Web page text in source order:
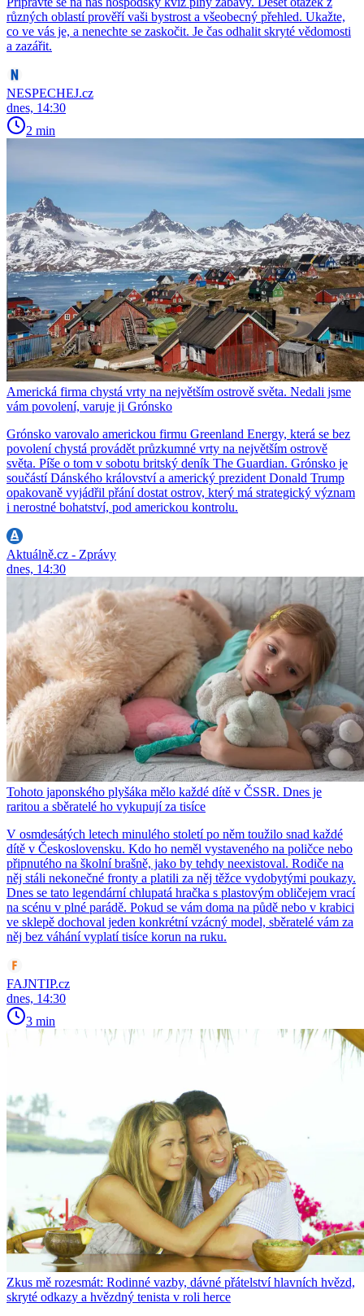
různých oblastí prověří vaši bystrost a všeobecný přehled. Ukažte,
co ve vás je, a nenechte se zaskočit. Je čas odhalit skryté vědomosti
a zazářit.
NESPECHEJ.cz
dnes, 14:30
2 min
Americká firma chystá vrty na největším ostrově světa. Nedali jsme
vám povolení, varuje ji Grónsko
Grónsko varovalo americkou firmu Greenland Energy, která se bez
povolení chystá provádět průzkumné vrty na největším ostrově
světa. Píše o tom v sobotu britský deník The Guardian. Grónsko je
součástí Dánského království a americký prezident Donald Trump
opakovaně vyjádřil přání dostat ostrov, který má strategický význam
i nerostné bohatství, pod americkou kontrolu.
Aktuálně.cz - Zprávy
dnes, 14:30
Tohoto japonského plyšáka mělo každé dítě v ČSSR. Dnes je
raritou a sběratelé ho vykupují za tisíce
V osmdesátých letech minulého století po něm toužilo snad každé
dítě v Československu. Kdo ho neměl vystaveného na poličce nebo
připnutého na školní brašně, jako by tehdy neexistoval. Rodiče na
něj stáli nekonečné fronty a platili za něj těžce vydobytými poukazy.
Dnes se tato legendární chlupatá hračka s plastovým obličejem vrací
na scénu v plné parádě. Pokud se vám doma na půdě nebo v krabici
ve sklepě dochoval jeden konkrétní vzácný model, sběratelé vám za
něj bez váhání vyplatí tisíce korun na ruku.
FAJNTIP.cz
dnes, 14:30
3 min
Zkus mě rozesmát: Rodinné vazby, dávné přátelství hlavních hvězd,
skryté odkazy a hvězdný tenista v roli herce